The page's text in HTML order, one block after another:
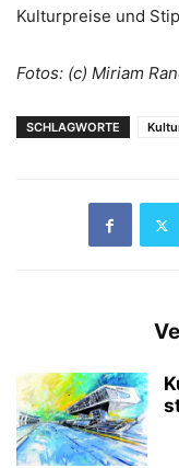
Kulturpreise und
Fotos: (c) Miriam
SCHLAGWORTE